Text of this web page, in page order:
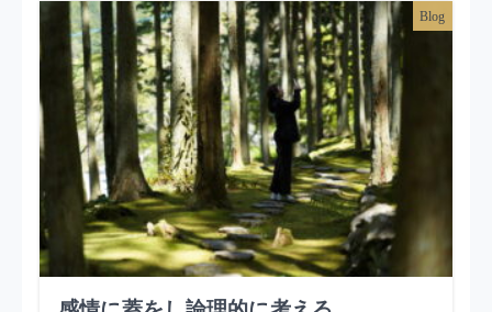
Blog